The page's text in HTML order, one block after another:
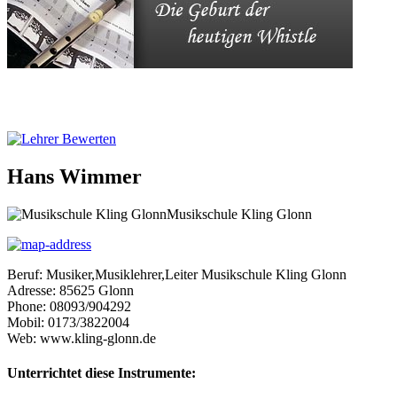
Hans Wimmer
Musikschule Kling Glonn
Beruf: Musiker,Musiklehrer,Leiter Musikschule Kling Glonn
Adresse: 85625 Glonn
Phone: 08093/904292
Mobil: 0173/3822004
Web: www.kling-glonn.de
Unterrichtet diese Instrumente: